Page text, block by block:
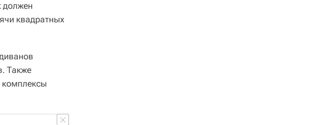
должен
квадратных
Также
комплексы